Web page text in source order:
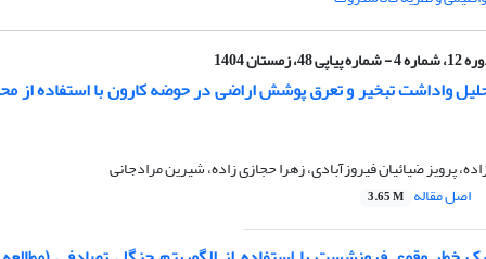
- شماره پیاپی 48، زمستان 1404
واداشت تبخیر و تعرق پوشش اراضی در حوضه کارون با استفاده از
پرویز ضیائیان فیروزآبادی، زهرا حجازی زاده، شیرین مرادجانی
اصل مقاله 3.65 M